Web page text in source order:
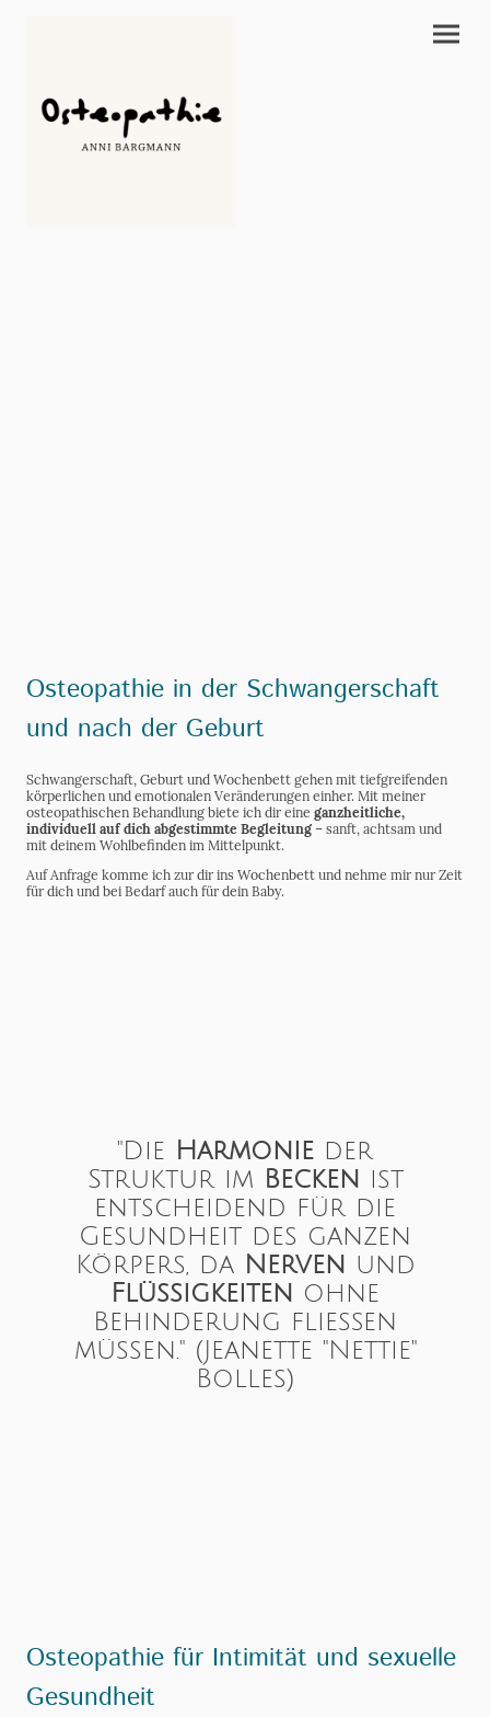
Osteopathie in der Schwangerschaft
und nach der Geburt
Schwangerschaft, Geburt und Wochenbett gehen mit tiefgreifenden
körperlichen und emotionalen Veränderungen einher. Mit meiner
osteopathischen Behandlung biete ich dir eine ganzheitliche,
individuell auf dich abgestimmte Begleitung – sanft, achtsam und
mit deinem Wohlbefinden im Mittelpunkt.
Auf Anfrage komme ich zur dir ins Wochenbett und nehme mir nur Zeit
für dich und bei Bedarf auch für dein Baby.
"Die Harmonie der
Struktur im Becken ist
entscheidend für die
Gesundheit des ganzen
Körpers, da Nerven und
Flüssigkeiten ohne
Behinderung fließen
müssen." (Jeanette "Nettie"
Bolles)
Osteopathie für Intimität und sexuelle
Gesundheit